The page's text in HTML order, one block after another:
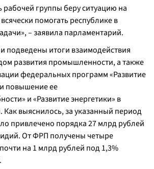
рабочей группы беру ситуацию на
помогать республике в
– заявила парламентарий.
подведены итоги взаимодействия
развития промышленности, а также
федеральных программ «Развитие
повышение ее
и «Развитие энергетики» в
Как выяснилось, за указанный период
привлечено порядка 27 млрд рублей
От ФРП получены четыре
на 1 млрд рублей под 1,3%